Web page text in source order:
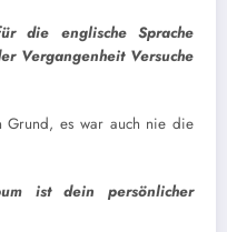
die englische Sprache
Vergangenheit Versuche
Grund, es war auch nie die
ist dein persönlicher